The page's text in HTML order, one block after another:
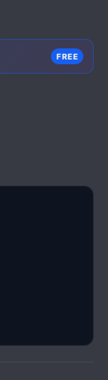
FREE